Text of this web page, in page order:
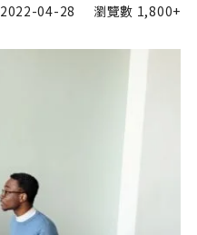
2022-04-28 瀏覽數 1,800+